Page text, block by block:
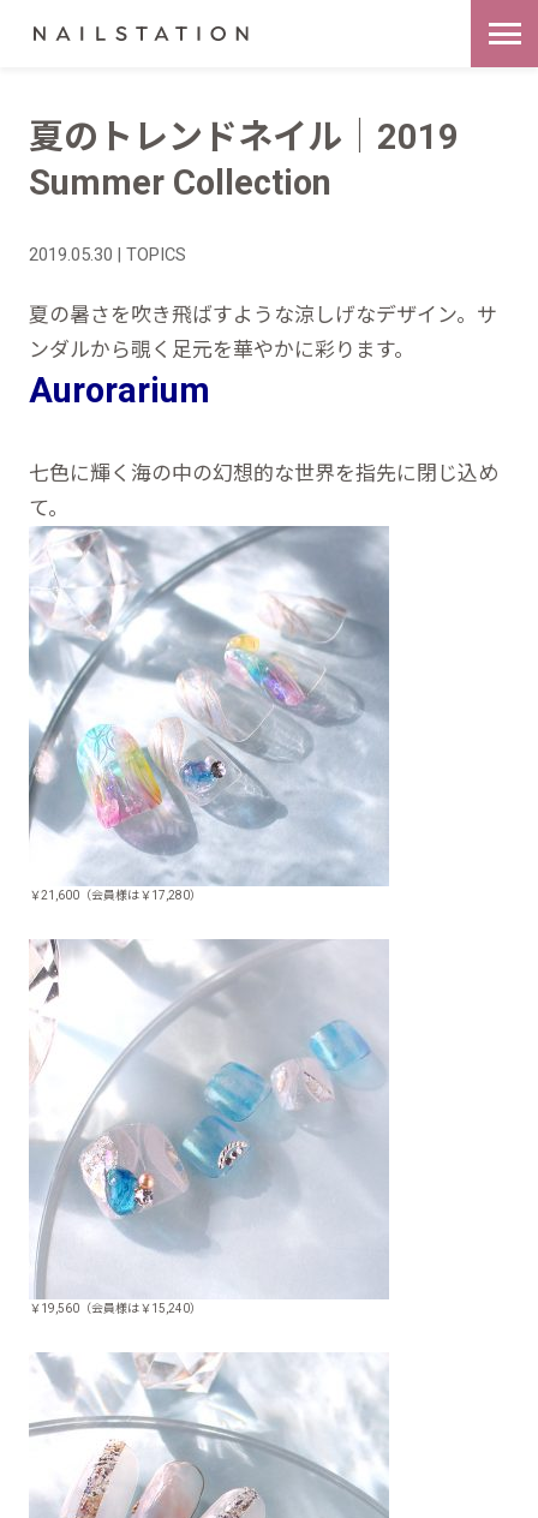
夏のトレンドネイル｜2019
Summer Collection
2019.05.30 | TOPICS
夏の暑さを吹き飛ばすような涼しげなデザイン。サ
ンダルから覗く足元を華やかに彩ります。
Aurorarium
七色に輝く海の中の幻想的な世界を指先に閉じ込め
て。
￥21,600（会員様は￥17,280）
￥19,560（会員様は￥15,240）